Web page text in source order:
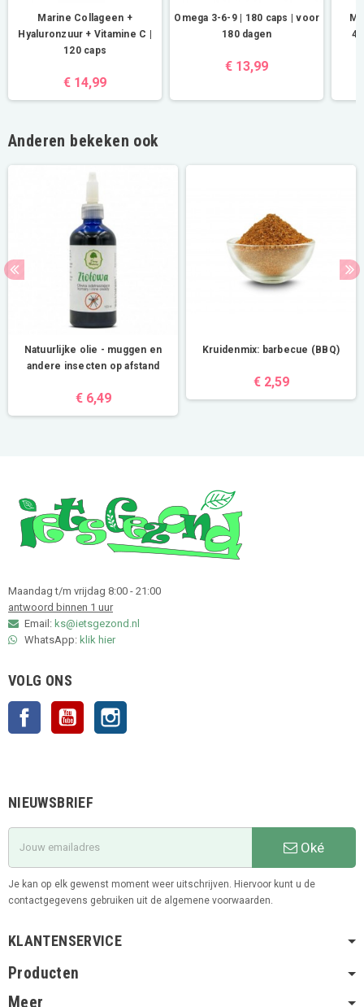
Marine Collageen +
Hyaluronzuur + Vitamine C |
120 caps
€ 14,99
Omega 3-6-9 | 180 caps | voor
180 dagen
€ 13,99
Anderen bekeken ook
Natuurlijke olie - muggen en
andere insecten op afstand
€ 6,49
Kruidenmix: barbecue (BBQ)
€ 2,59
Maandag t/m vrijdag 8:00 - 21:00
antwoord binnen 1 uur
Email: ks@ietsgezond.nl
WhatsApp: klik hier
VOLG ONS
Facebook YouTube
NIEUWSBRIEF
Oké
Je kan op elk gewenst moment weer uitschrijven. Hiervoor kunt u de
contactgegevens gebruiken uit de algemene voorwaarden.
KLANTENSERVICE
Producten
Meer